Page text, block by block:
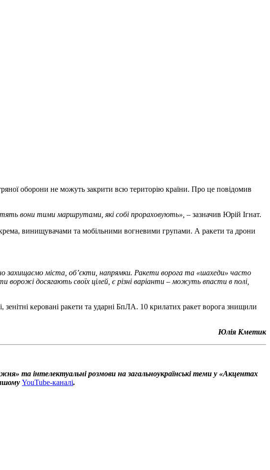
оборони не можуть закрити всю територію країни. Про це повідомив
вони тими маршрутами, які собі прораховують», – зазначив Юрій Ігнат.
винищувачами та мобільними вогневими групами. А ракети та дрони
міста, об’єкти, напрямки. Ракети ворога та «шахеди» часто
досягають своїх цілей, є різні варіанти – можуть впасти в полі,
зенітні керовані ракети та ударні БпЛА. 10 крилатих ракет ворога знищили
Юлія Кметик
та інтелектуальні розмови на загальноукраїнські теми у «Акцентах
YouTube-каналі.